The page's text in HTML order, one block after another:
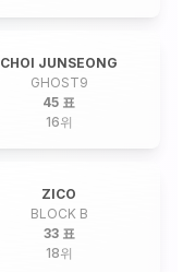
CHOI JUNSEONG
GHOST9
45 표
16위
ZICO
BLOCK B
33 표
18위